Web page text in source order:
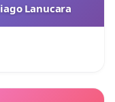
Lanucara